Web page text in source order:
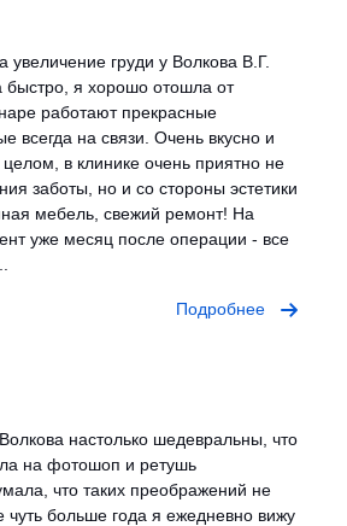
увеличение груди у Волкова В.Г.
я хорошо отошла от
работают прекрасные
всегда на связи. Очень вкусно и
в клинике очень приятно не
заботы, но и со стороны эстетики
мебель, свежий ремонт! На
уже месяц после операции - все
Подробнее
настолько шедевральны, что
на фотошоп и ретушь
что таких преображений не
чуть больше года я ежедневно вижу